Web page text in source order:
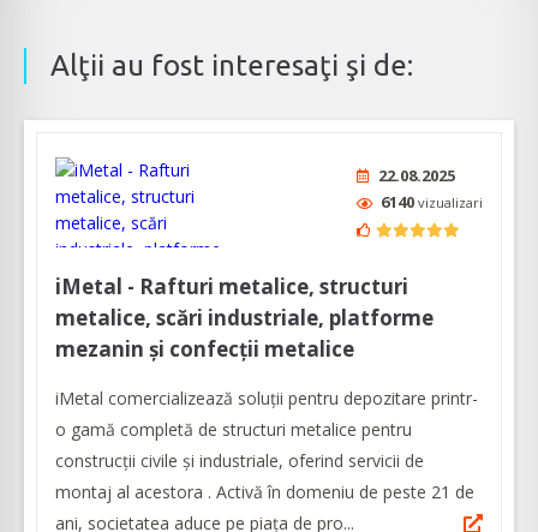
Alţii au fost interesaţi şi de:
22.08.2025
6140 vizualizari
iMetal - Rafturi metalice, structuri
metalice, scări industriale, platforme
mezanin și confecții metalice
iMetal comercializează soluţii pentru depozitare printr-
o gamă completă de structuri metalice pentru
construcții civile și industriale, oferind servicii de
montaj al acestora . Activă în domeniu de peste 21 de
ani, societatea aduce pe piața de pro...